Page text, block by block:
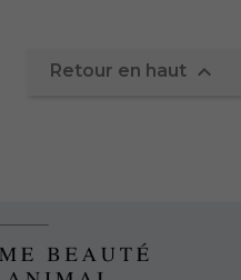
Retour en haut 